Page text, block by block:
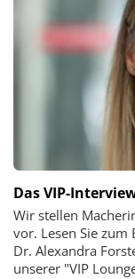
Das VIP-
Wir stellen
vor. Lesen Sie zum
Dr. Alexandra
unserer "VIP